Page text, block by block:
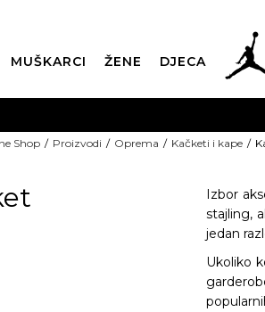
MUŠKARCI ŽENE DJECA
CLICK & COLLECT
Shop Proizvodi Oprema Kačketi i kape
Izbor
stajling,
jedan
Ukoliko